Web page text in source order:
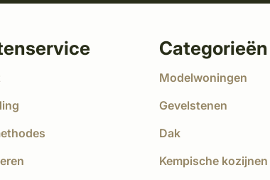
Categorieën
Modelwoningen
Gevelstenen
Dak
Kempische kozijnen